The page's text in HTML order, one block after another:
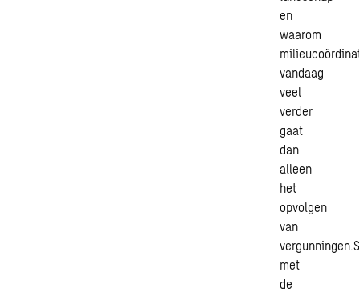
en
waarom
vandaag
veel
verder
gaat
dan
alleen
het
opvolgen
van
met
de